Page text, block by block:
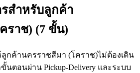
สำหรับลูกค้า
ราช) (7 ขั้น)
กค้านครราชสีมา (โคราช)ไม่ต้องเดิน
นตอนผ่าน Pickup-Delivery และระบบ